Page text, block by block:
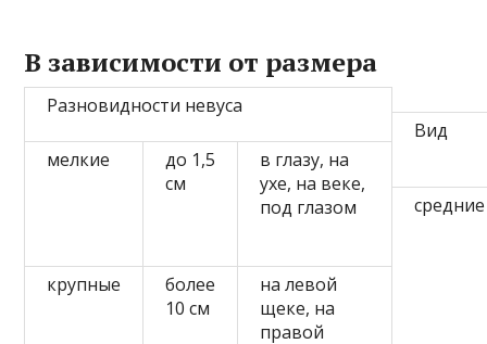
В зависимости от размера
Разновидности невуса
Вид
мелкие
до 1,5
см
в глазу, на
ухе, на веке,
под глазом
средние
крупные
более
10 см
на левой
щеке, на
правой